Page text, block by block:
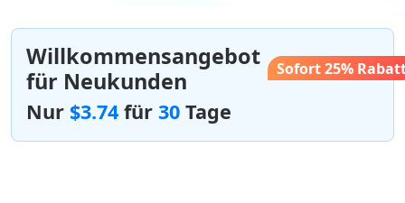
Willkommensangebot
für Neukunden
Sofort 25%
Nur $3.74 für 30 Tage